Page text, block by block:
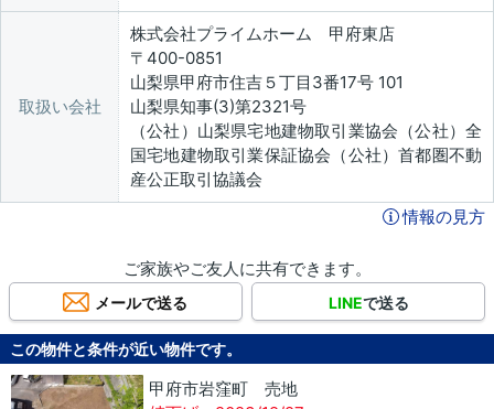
取扱い会社
株式会社プライムホーム 甲府東店
〒400-0851
山梨県甲府市住吉５丁目3番17号 101
山梨県知事(3)第2321号
（公社）山梨県宅地建物取引業協会（公社）全
国宅地建物取引業保証協会（公社）首都圏不動
産公正取引協議会
情報の見方
ご家族やご友人に共有できます。
メールで送る LINEで送る
この物件と条件が近い物件です。
甲府市岩窪町 売地